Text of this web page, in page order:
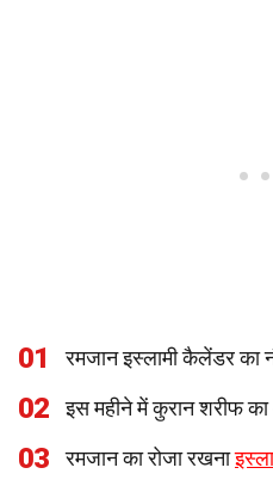
01 रमजान इस्लामी कैलेंडर का
02 इस महीने में कुरान शरीफ
03 रमजान का रोजा रखना